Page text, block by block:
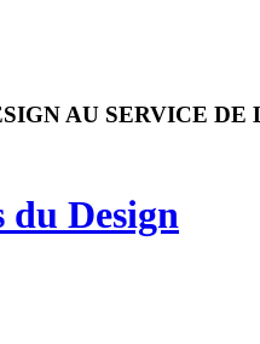
AU SERVICE
Design